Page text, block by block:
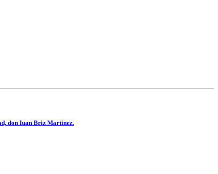
don Iuan Briz Martinez.